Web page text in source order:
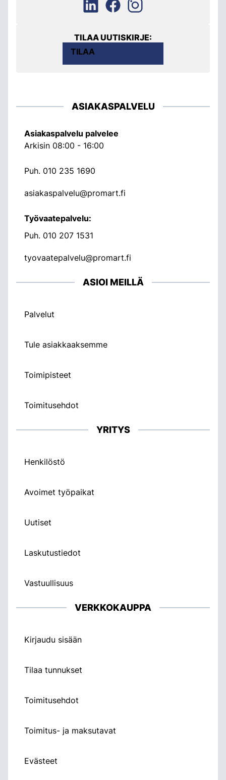
TILAA UUTISKIRJE:
TILAA
ASIAKASPALVELU
Asiakaspalvelu palvelee
Arkisin 08:00 - 16:00
Puh. 010 235 1690
asiakaspalvelu@promart.fi
Työvaatepalvelu:
Puh. 010 207 1531
tyovaatepalvelu@promart.fi
ASIOI MEILLÄ
Palvelut
Tule asiakkaaksemme
Toimipisteet
Toimitusehdot
YRITYS
Henkilöstö
Avoimet työpaikat
Uutiset
Laskutustiedot
Vastuullisuus
VERKKOKAUPPA
Kirjaudu sisään
Tilaa tunnukset
Toimitusehdot
Toimitus- ja maksutavat
Evästeet